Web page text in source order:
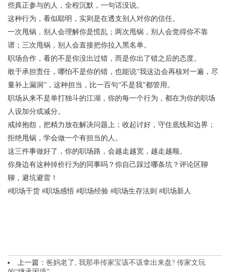
些真正参与的人，全程沉默，一句话没说。
这种行为，看似聪明，实则是在透支别人对你的信任。
一次甩锅，别人会理解你是慌乱；两次甩锅，别人会觉得你不靠
谱；三次甩锅，别人会直接把你拉入黑名单。
职场合作，看的不是你没出过错，而是你出了错之后的态度。
敢于承担责任，哪怕不是你的错，也能说“我这边会再核对一遍，尽
量补上漏洞”，这种担当，比一百句“不是我”都管用。
职场从来不是单打独斗的江湖，你的每一个行为，都在为你的职场
人设加分或减分。
戒掉抱怨，把精力放在解决问题上；收起讨好，守住底线和边界；
拒绝甩锅，学会做一个有担当的人。
这三件事做好了，你的职场路，会越走越宽，越走越顺。
你身边有这种掉价行为的同事吗？你自己踩过哪条坑？评论区聊
聊，避坑避雷！
#职场干货 #职场感悟 #职场经验 #职场生存法则 #职场新人
上一篇： 爸妈老了, 我那串传家宝该不该拿出来盘? 传家文玩